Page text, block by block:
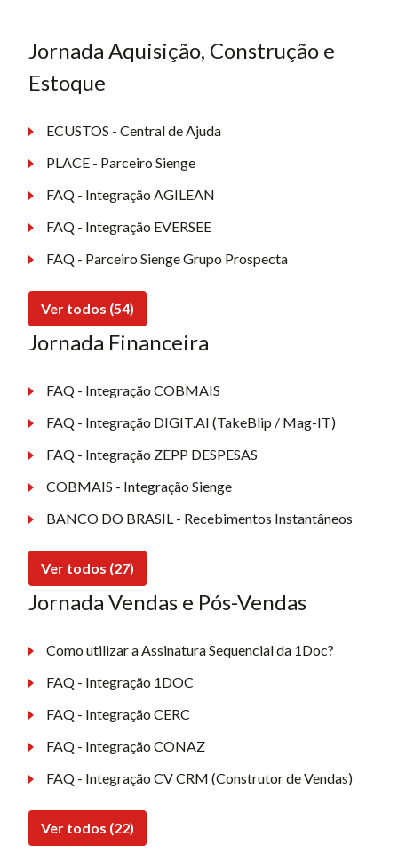
Jornada Aquisição, Construção e
Estoque
ECUSTOS - Central de Ajuda
PLACE - Parceiro Sienge
FAQ - Integração AGILEAN
FAQ - Integração EVERSEE
FAQ - Parceiro Sienge Grupo Prospecta
Ver todos (54)
Jornada Financeira
FAQ - Integração COBMAIS
FAQ - Integração DIGIT.AI (TakeBlip / Mag-IT)
FAQ - Integração ZEPP DESPESAS
COBMAIS - Integração Sienge
BANCO DO BRASIL - Recebimentos Instantâneos
Ver todos (27)
Jornada Vendas e Pós-Vendas
Como utilizar a Assinatura Sequencial da 1Doc?
FAQ - Integração 1DOC
FAQ - Integração CERC
FAQ - Integração CONAZ
FAQ - Integração CV CRM (Construtor de Vendas)
Ver todos (22)